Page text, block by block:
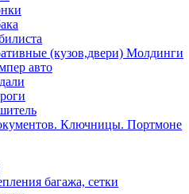
(кузов,двери) Молдинги
авто
Ключницы. Портмоне
багажа, сетки